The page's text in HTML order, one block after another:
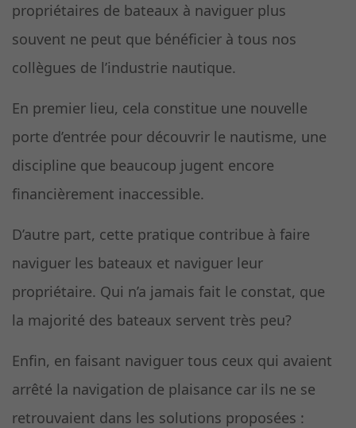
propriétaires de bateaux à naviguer plus
souvent ne peut que bénéficier à tous nos
collègues de l’industrie nautique.
En premier lieu, cela constitue une nouvelle
porte d’entrée pour découvrir le nautisme, une
discipline que beaucoup jugent encore
financièrement inaccessible.
D’autre part, cette pratique contribue à faire
naviguer les bateaux et naviguer leur
propriétaire. Qui n’a jamais fait le constat, que
la majorité des bateaux servent très peu?
Enfin, en faisant naviguer tous ceux qui avaient
arrêté la navigation de plaisance car ils ne se
retrouvaient dans les solutions proposées :